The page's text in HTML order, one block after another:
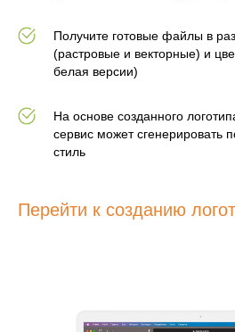
Получите готовые файлы в
(растровые и векторные) и
белая версии)
На основе созданного
сервис может
стиль
Перейти к созданию